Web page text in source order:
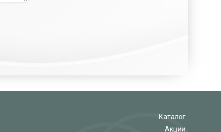
Каталог
Акции